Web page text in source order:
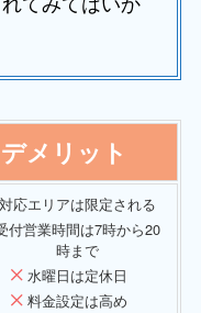
デメリット
対応エリアは限定される
付営業時間は7時から20
時まで
水曜日は定休日
料金設定は高め